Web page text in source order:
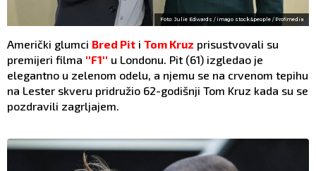
Foto: Julie Edwards / imago stock&people / Profimedia
Američki glumci Bred Pit i Tom Kruz prisustvovali su
premijeri filma ''F1'' u Londonu. Pit (61) izgledao je
elegantno u zelenom odelu, a njemu se na crvenom tepihu
na Lester skveru pridružio 62-godišnji Tom Kruz kada su se
pozdravili zagrljajem.